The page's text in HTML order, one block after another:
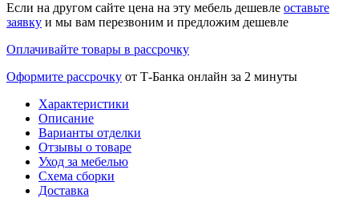
Если на другом сайте цена на эту мебель дешевле оставьте
заявку и мы вам перезвоним и предложим дешевле
Оплачивайте товары в рассрочку
Оформите рассрочку от Т-Банка онлайн за 2 минуты
Характеристики
Описание
Варианты отделки
Отзывы о товаре
Уход за мебелью
Схема сборки
Доставка